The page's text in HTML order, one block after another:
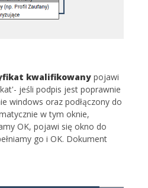
kwalifikowany pojawi
jeśli podpis jest poprawnie
windows oraz podłączony do
w tym oknie,
OK, pojawi się okno do
go i OK. Dokument